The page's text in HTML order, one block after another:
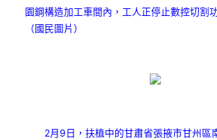
園鋼構造加工車間內，工人正停止數控切割
（國民圖片）
2月9日，扶植中的甘肅省張掖市甘州區